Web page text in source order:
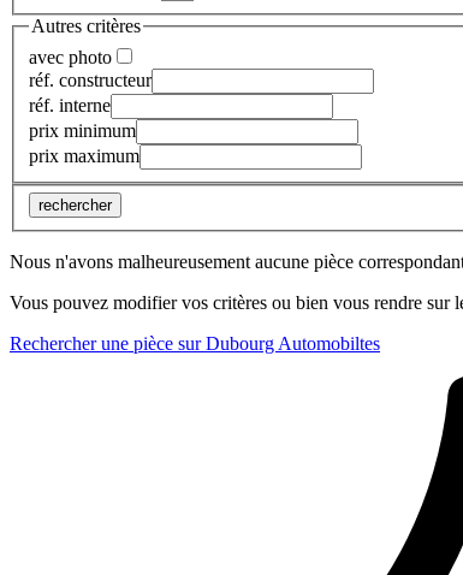
Autres critères
avec photo
réf. constructeur
réf. interne
prix minimum
prix maximum
rechercher
Nous n'avons malheureusement aucune pièce
Vous pouvez modifier vos critères ou bien vous rendre sur
Rechercher une pièce sur Dubourg Automobiltes